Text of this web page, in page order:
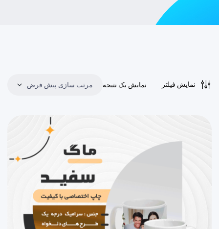
نمایش فیلتر نمایش یک نتیجه مرتب سازی پیش فرض